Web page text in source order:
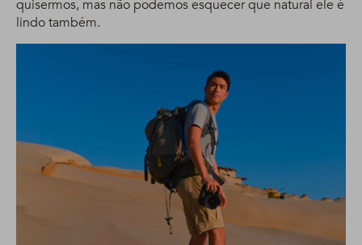
quisermos, mas não podemos esquecer que natural ele é
lindo também.